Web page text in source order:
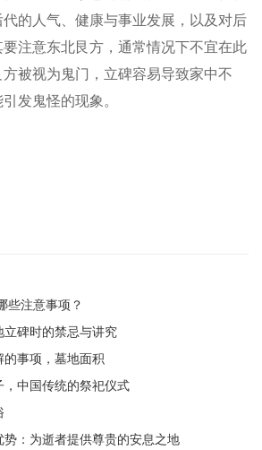
的人气、健康与事业发展，以及对后
注意东北艮方，通常情况下不宜在此
被视为鬼门，立碑容易导致家中不
发鬼怪的现象。
些注意事项？
碑时的禁忌与讲究
事项，墓地面积
中国传统的祭祀仪式
：为逝者提供尊贵的安息之地